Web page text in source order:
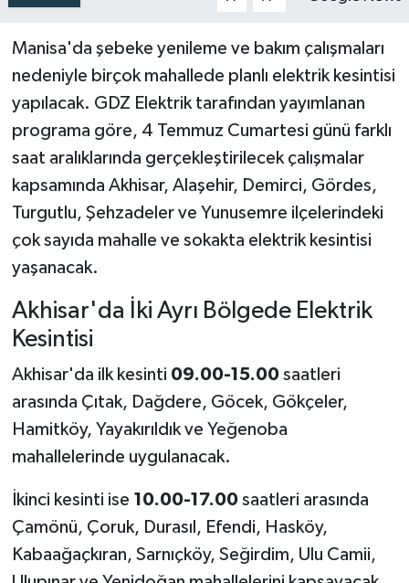
Manisa'da şebeke yenileme ve bakım çalışmaları
nedeniyle birçok mahallede planlı elektrik kesintisi
yapılacak. GDZ Elektrik tarafından yayımlanan
programa göre, 4 Temmuz Cumartesi günü farklı
saat aralıklarında gerçekleştirilecek çalışmalar
kapsamında Akhisar, Alaşehir, Demirci, Gördes,
Turgutlu, Şehzadeler ve Yunusemre ilçelerindeki
çok sayıda mahalle ve sokakta elektrik kesintisi
yaşanacak.
Akhisar'da İki Ayrı Bölgede Elektrik
Kesintisi
Akhisar'da ilk kesinti 09.00-15.00 saatleri
arasında Çıtak, Dağdere, Göcek, Gökçeler,
Hamitköy, Yayakırıldık ve Yeğenoba
mahallelerinde uygulanacak.
İkinci kesinti ise 10.00-17.00saatleri arasında
Çamönü, Çoruk, Durasıl, Efendi, Hasköy,
Kabaağaçkıran, Sarnıçköy, Seğirdim, Ulu Camii,